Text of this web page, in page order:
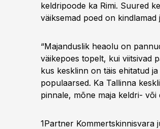
keldripoode ka Rimi. Suured
väiksemad poed on kindlamad
“Majanduslik heaolu on
väikepoes topelt, kui viitsivad
kus kesklinn on täis ehitatud
populaarsed. Ka Tallinna
pinnale, mõne maja keldri- või
1Partner Kommertskinnisvara